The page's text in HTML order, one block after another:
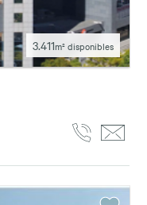
3.411m² disponibles